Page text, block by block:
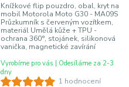
1 hodnocení
Knížkové flip pouzdro, obal, kryt na
mobil Motorola Moto G30 - MA09S
Průzkumník s červeným vozítkem,
materiál Umělá kůže + TPU -
ochrana 360°, stojánek, silikonová
vanička, magnetické zavírání
Vyrobíme pro vás | Odesíláme za 2-3
dny